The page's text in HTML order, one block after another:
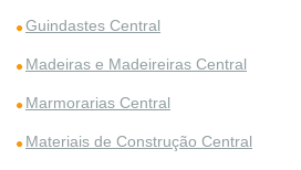
Guindastes Central
Madeiras e Madeireiras Central
Marmorarias Central
Materiais de Construção Central